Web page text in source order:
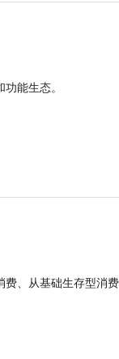
能生态。
费、从基础生存型消